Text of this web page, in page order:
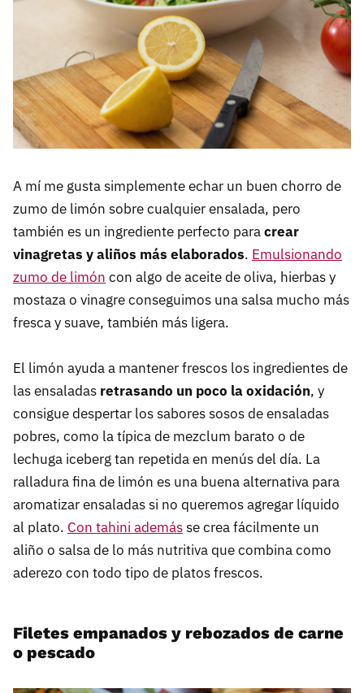
A mí me gusta simplemente echar un buen chorro de
zumo de limón sobre cualquier ensalada, pero
también es un ingrediente perfecto paracrear
vinagretas y aliños más elaborados. Emulsionando
zumo de limón con algo de aceite de oliva, hierbas y
mostaza o vinagre conseguimos una salsa mucho más
fresca y suave, también más ligera.
El limón ayuda a mantener frescos los ingredientes de
las ensaladas retrasando un poco la oxidación, y
consigue despertar los sabores sosos de ensaladas
pobres, como la típica de mezclum barato o de
lechuga iceberg tan repetida en menús del día. La
ralladura fina de limón es una buena alternativa para
aromatizar ensaladas si no queremos agregar líquido
al plato. Con tahini ademásse crea fácilmente un
aliño o salsa de lo más nutritiva que combina como
aderezo con todo tipo de platos frescos.
Filetes empanados y rebozados de carne
o pescado